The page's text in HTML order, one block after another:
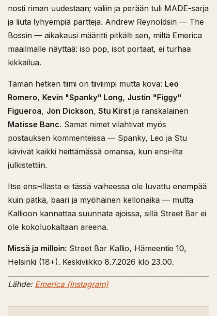
nosti riman uudestaan; väliin ja perään tuli MADE-sarja
ja liuta lyhyempiä partteja. Andrew Reynoldsin — The
Bossin — aikakausi määritti pitkälti sen, miltä Emerica
maailmalle näyttää: iso pop, isot portaat, ei turhaa
kikkailua.
Tämän hetken tiimi on tiiviimpi mutta kova: Leo
Romero, Kevin "Spanky" Long, Justin "Figgy"
Figueroa, Jon Dickson, Stu Kirst ja ranskalainen
Matisse Banc. Samat nimet vilahtivat myös
postauksen kommenteissa — Spanky, Leo ja Stu
kävivät kaikki heittämässä omansa, kun ensi-ilta
julkistettiin.
Itse ensi-illasta ei tässä vaiheessa ole luvattu enempää
kuin pätkä, baari ja myöhäinen kellonaika — mutta
Kallioon kannattaa suunnata ajoissa, sillä Street Bar ei
ole kokoluokaltaan areena.
Missä ja milloin: Street Bar Kallio, Hämeentie 10,
Helsinki (18+). Keskiviikko 8.7.2026 klo 23.00.
Lähde: Emerica (Instagram)